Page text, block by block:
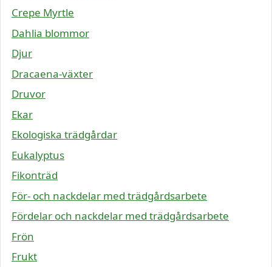
Crepe Myrtle
Dahlia blommor
Djur
Dracaena-växter
Druvor
Ekar
Ekologiska trädgårdar
Eukalyptus
Fikonträd
För- och nackdelar med trädgårdsarbete
Fördelar och nackdelar med trädgårdsarbete
Frön
Frukt